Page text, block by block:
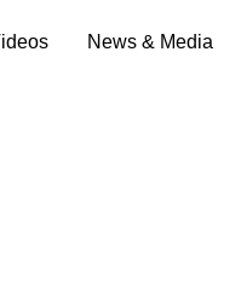
News & Media